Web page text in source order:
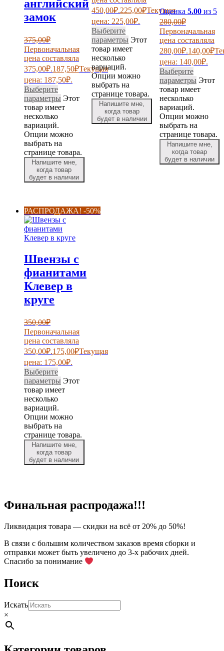
английский
замок
375,00₽
Первоначальная
цена составляла
375,00₽.187,50₽Текущая
цена: 187,50₽.
Выберите
параметры Этот
товар имеет
несколько
вариаций.
Опции можно
выбрать на
странице товара.
Напишите мне,
когда товар
будет в наличии
450,00₽.225,00₽Текущая
цена: 225,00₽.
Выберите
параметры Этот
товар имеет
несколько
вариаций.
Опции можно
выбрать на
странице товара.
Напишите мне,
когда товар
будет в наличии
Оценка 5.00из 5
280,00₽
Первоначальная
цена составляла
280,00₽.140,00₽
цена: 140,00₽.
Выберите
параметры Этот
товар имеет
несколько
вариаций.
Опции можно
выбрать на
странице товара.
Напишите мне,
когда товар
будет в наличии
РАСПРОДАЖА! -50%
Швензы с
фианитами
Клевер в
круге
350,00₽
Первоначальная
цена составляла
350,00₽.175,00₽Текущая
цена: 175,00₽.
Выберите
параметры Этот
товар имеет
несколько
вариаций.
Опции можно
выбрать на
странице товара.
Напишите мне,
когда товар
будет в наличии
Финальная распродажа!!!
Ликвидация товара — скидки на всё от 20% до 50%!
В связи с большим количеством заказов время сборки и
отправки может быть увеличено до 3-х рабочих дней.
Спасибо за понимание
Поиск
Искать
×